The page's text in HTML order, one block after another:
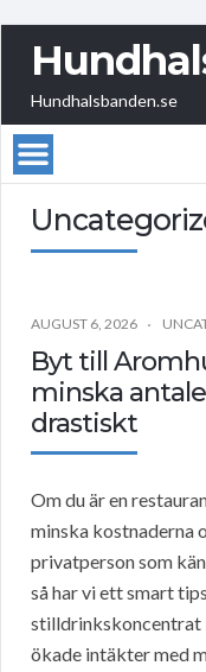
Hundhalsbanden.se
AUGUST 6, 2026
Byt till
minska
drastiskt
Om du är en
minska kostnaderna
privatperson som
så har vi ett smart
stilldrinkskoncentrat
ökade intäkter med